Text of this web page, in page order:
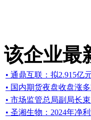
该企业最
• 通鼎互联：拟2.915亿
• 国内期货夜盘收盘涨
• 市场监管总局副局长
• 圣湘生物：2024年净